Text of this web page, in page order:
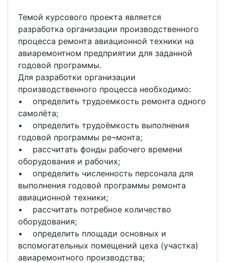
Темой курсового проекта является
разработка организации производственного
процесса ремонта авиационной техники на
авиаремонтном предприятии для заданной
годовой программы.
Для разработки организации
производственного процесса необходимо:
• определить трудоемкость ремонта одного
самолёта;
• определить трудоёмкость выполнения
годовой программы ре¬монта;
• рассчитать фонды рабочего времени
оборудования и рабочих;
• определить численность персонала для
выполнения годовой программы ремонта
авиационной техники;
• рассчитать потребное количество
оборудования;
• определить площади основных и
вспомогательных помещений цеха (участка)
авиаремонтного производства;